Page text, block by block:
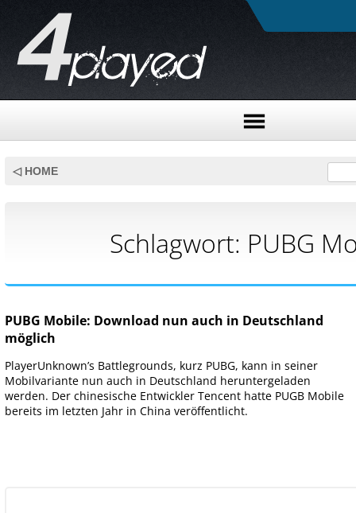
◁ HOME
Schlagwort: PUBG
PUBG Mobile: Download nun auch in Deutschland
möglich
PlayerUnknown’s Battlegrounds, kurz PUBG, kann in seiner
Mobilvariante nun auch in Deutschland heruntergeladen
werden. Der chinesische Entwickler Tencent hatte PUGB Mobile
bereits im letzten Jahr in China veröffentlicht.